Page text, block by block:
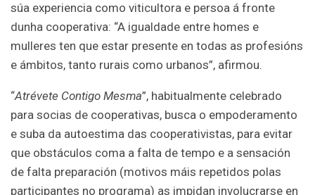
súa experiencia como viticultora e persoa á fronte
dunha cooperativa: “A igualdade entre homes e
mulleres ten que estar presente en todas as profesións
e ámbitos, tanto rurais como urbanos”, afirmou.
“Atrévete Contigo Mesma”, habitualmente celebrado
para socias de cooperativas, busca o empoderamento
e suba da autoestima das cooperativistas, para evitar
que obstáculos coma a falta de tempo e a sensación
de falta preparación (motivos máis repetidos polas
participantes no programa) as impidan involucrarse en